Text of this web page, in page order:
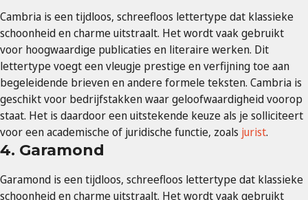
Cambria is een tijdloos, schreefloos lettertype dat klassieke
schoonheid en charme uitstraalt. Het wordt vaak gebruikt
voor hoogwaardige publicaties en literaire werken. Dit
lettertype voegt een vleugje prestige en verfijning toe aan
begeleidende brieven en andere formele teksten. Cambria is
geschikt voor bedrijfstakken waar geloofwaardigheid voorop
staat. Het is daardoor een uitstekende keuze als je solliciteert
voor een academische of juridische functie, zoals jurist.
4. Garamond
Garamond is een tijdloos, schreefloos lettertype dat klassieke
schoonheid en charme uitstraalt. Het wordt vaak gebruikt